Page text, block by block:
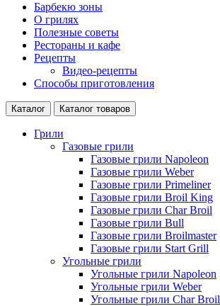
Барбекю зоны
О грилях
Полезные советы
Рестораны и кафе
Рецепты
Видео-рецепты
Способы приготовления
Каталог Каталог товаров
Грили
Газовые грили
Газовые грили Napoleon
Газовые грили Weber
Газовые грили Primeliner
Газовые грили Broil King
Газовые грили Char Broil
Газовые грили Bull
Газовые грили Broilmaster
Газовые грили Start Grill
Угольные грили
Угольные грили Napoleon
Угольные грили Weber
Угольные грили Char Broil